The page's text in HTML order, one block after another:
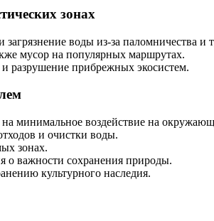
зонах
воды из-за паломничества и
мусор на популярных маршрутах.
разрушение прибрежных экосистем.
минимальное воздействие на
и очистки воды.
зонах.
о важности сохранения природы.
культурного наследия.